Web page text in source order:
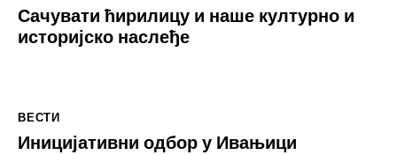
Сачувати ћирилицу и наше културно и
историјско наслеђе
ВЕСТИ
Иницијативни одбор у Ивањици